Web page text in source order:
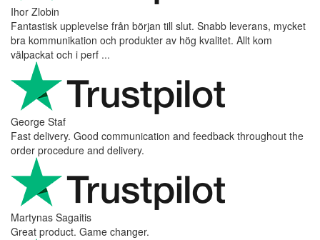
Ihor Zlobin
Fantastisk upplevelse från början till slut. Snabb leverans, mycket
bra kommunikation och produkter av hög kvalitet. Allt kom
välpackat och i perf ...
George Staf
Fast delivery. Good communication and feedback throughout the
order procedure and delivery.
Martynas Sagaitis
Great product. Game changer.